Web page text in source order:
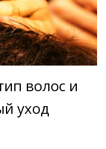
волос и
уход